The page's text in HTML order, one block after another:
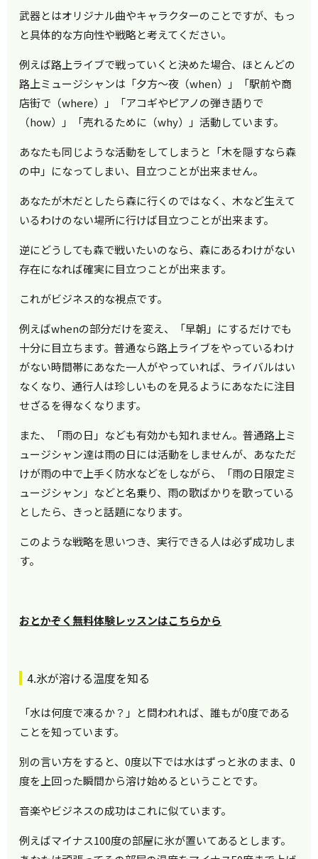
武器とはオリジナル曲やキャラクターのことですが、もっ
と具体的な方向性や戦略と考えてください。
例えば路上ライブで戦っていくと決めた場合、ほとんどの
路上ミュージシャンは「夕方～夜（when）」「駅前や商
店街で（where）」「アコギやピアノの弾き語りで
（how）」「売れるために（why）」活動しています。
あなたも同じような活動をしてしまうと「木を隠すなら森
の中」になってしまい、目立つことが出来ません。
あなたが木だとしたら森に行くのではなく、木など生えて
いるわけのない場所に行けば目立つことが出来ます。
逆にどうしても森で戦いたいのなら、森にあるわけがない
存在になれば確実に目立つことが出来ます。
これがビジネス的な視点です。
例えばwhenの部分だけを変え、「早朝」にするだけでも
十分に目立ちます。普通なら路上ライブをやっているわけ
がない時間帯にあなた一人がやっていれば、ライバルはい
なくなり、通行人は珍しいものを見るようにあなたに注目
せざるを得なくなります。
また、「雨の日」なども有効かも知れません。普通路上ミ
ュージシャン達は雨の日には活動をしませんが、あなただ
けが雨の中で上手く防水などをしながら、「雨の日限定ミ
ュージシャン」などと名乗り、雨の歌ばかりを歌っている
としたら、きっと話題になります。
このような戦略を思いつき、実行できる人は必ず成功しま
す。
おとかぞく無料体験レッスンはこちらから
4.氷が溶ける温度を知る
「水は何度で凍るか？」と問われれば、誰もが0度である
ことを知っています。
別の言い方をすると、0度以下では水はずっと氷のまま、0
度を上回った瞬間から溶け始めるということです。
音楽やビジネスの成功はこれに似ています。
例えばマイナス100度の部屋に氷が置いてあるとします。